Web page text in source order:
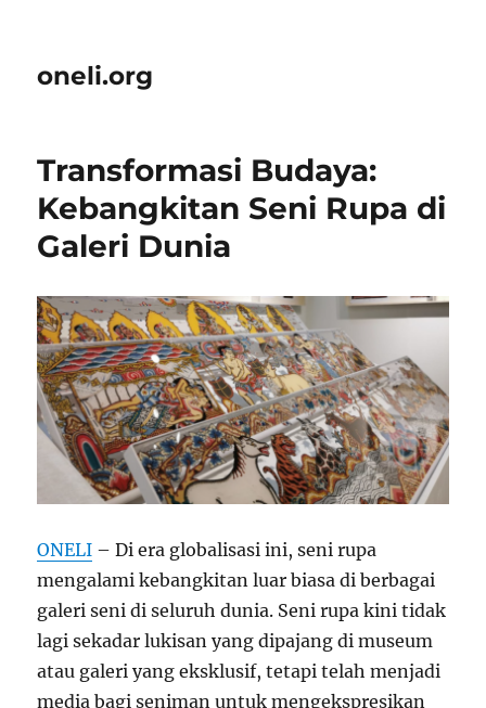
oneli.org
Transformasi Budaya:
Kebangkitan Seni Rupa di
Galeri Dunia
ONELI – Di era globalisasi ini, seni rupa
mengalami kebangkitan luar biasa di berbagai
galeri seni di seluruh dunia. Seni rupa kini tidak
lagi sekadar lukisan yang dipajang di museum
atau galeri yang eksklusif, tetapi telah menjadi
media bagi seniman untuk mengekspresikan